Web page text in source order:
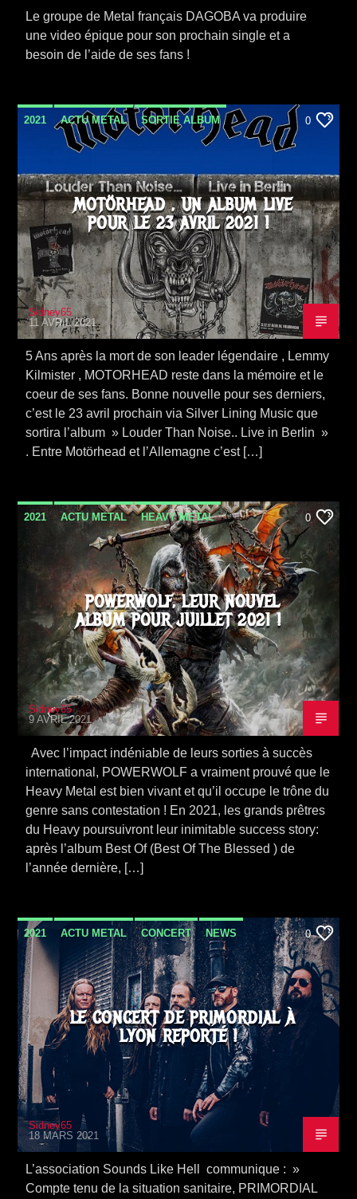
Le groupe de Metal français DAGOBA va produire
une video épique pour son prochain single et a
besoin de l’aide de ses fans !
2021 ACTU METAL SORTIE ALBUM 0
MOTÖRHEAD , UN ALBUM LIVE
POUR LE 23 AVRIL 2021 !
Sidney65
11 AVRIL 2021
5 Ans après la mort de son leader légendaire , Lemmy
Kilmister , MOTORHEAD reste dans la mémoire et le
coeur de ses fans. Bonne nouvelle pour ses derniers,
c’est le 23 avril prochain via Silver Lining Music que
sortira l’album » Louder Than Noise.. Live in Berlin »
. Entre Motörhead et l’Allemagne c’est […]
2021 ACTU METAL HEAVY METAL
NEWS SORTIE ALBUM TOURNÉE
0
POWERWOLF, LEUR NOUVEL
ALBUM POUR JUILLET 2021 !
Sidney65
9 AVRIL 2021
Avec l’impact indéniable de leurs sorties à succès
international, POWERWOLF a vraiment prouvé que le
Heavy Metal est bien vivant et qu’il occupe le trône du
genre sans contestation ! En 2021, les grands prêtres
du Heavy poursuivront leur inimitable success story:
après l’album Best Of (Best Of The Blessed ) de
l’année dernière, […]
2021 ACTU METAL CONCERT NEWS 0
LE CONCERT DE PRIMORDIAL À
LYON REPORTÉ !
Sidney65
18 MARS 2021
L’association Sounds Like Hell communique : »
Compte tenu de la situation sanitaire, PRIMORDIAL